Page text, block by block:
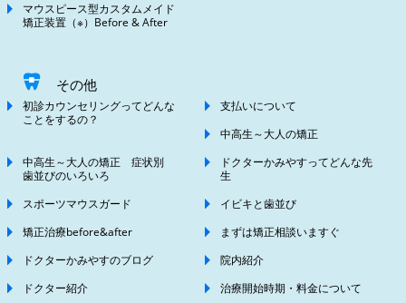
マウスピース型カスタムメイド
矯正装置（※）Before & After
その他
初診カウンセリングってどんな
ことをするの？
支払いについて
中高生～大人の矯正
中高生～大人の矯正 症状別
歯並びのいろいろ
ドクターかみやすってどんな先
生
スポーツマウスガード
イビキと歯並び
矯正治療before&after
まずは矯正相談いますぐ
ドクターかみやすのブログ
院内紹介
ドクター紹介
治療開始時期・料金について